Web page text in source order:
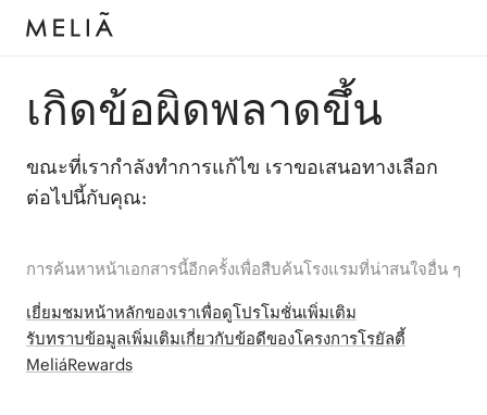
เกิดข้อผิดพลาดขึ้น
ขณะที่เรากำลังทำการแก้ไข เราขอเสนอทางเลือก
ต่อไปนี้กับคุณ:
การค้นหาหน้าเอกสารนี้อีกครั้งเพื่อสืบค้นโรงแรมที่น่าสนใจอื่น ๆ
เยี่ยมชมหน้าหลักของเราเพื่อดูโปรโมชั่นเพิ่มเติม
รับทราบข้อมูลเพิ่มเติมเกี่ยวกับข้อดีของโครงการโรยัลตี้
MeliáRewards